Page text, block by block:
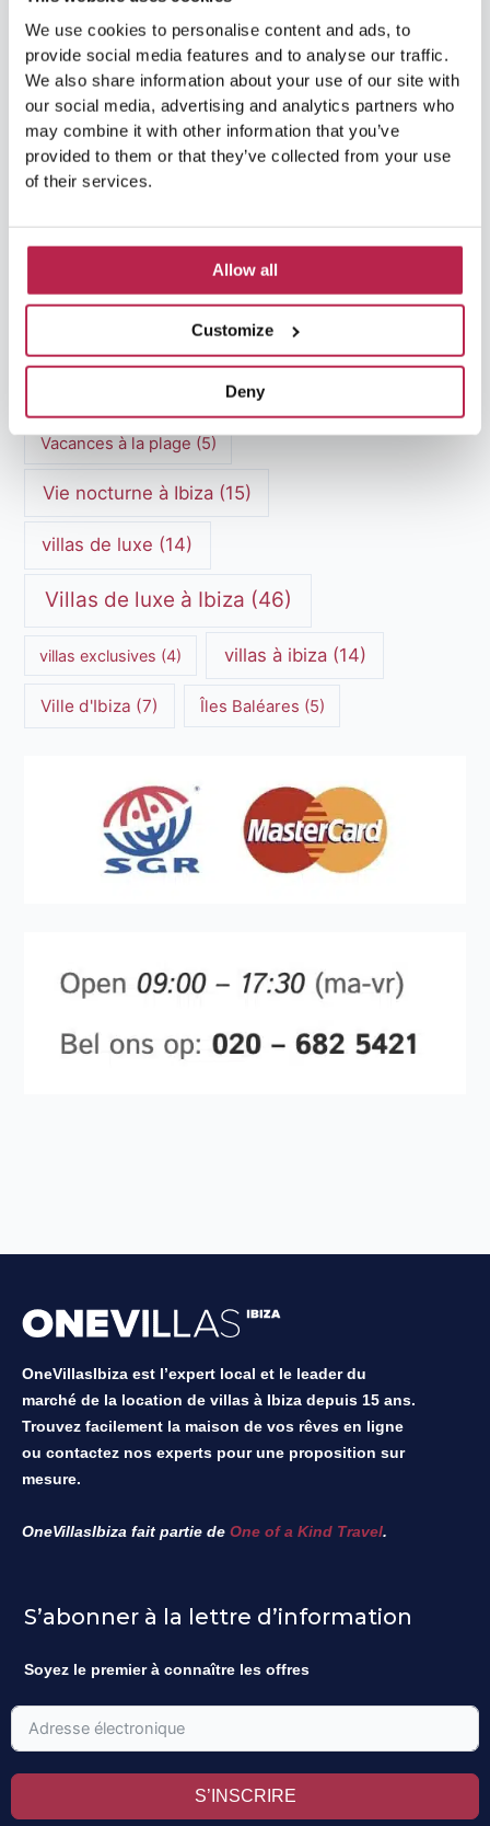
We use cookies to personalise content and ads, to
provide social media features and to analyse our traffic.
We also share information about your use of our site with
our social media, advertising and analytics partners who
may combine it with other information that you’ve
provided to them or that they’ve collected from your use
of their services.
Allow all
Customize
Deny
Location de voitures à Ibiza
Marchés d'Ibiza(3) Marchés hippies(4)
Méditerranée(5)
patrimoine culturel Ibiza(16)
Restaurants d'Ibiza(4) Tourisme durable(5)
Tourisme à Ibiza(3) vacances de luxe(5)
(17)
Vacances à la plage (5)
Vie nocturne à Ibiza(15)
villas de luxe (14)
Villas de luxe à Ibiza (46)
villas exclusives (4) villas à ibiza(14)
Ville d'Ibiza (7) Îles Baléares (5)
OneVillasIbiza est l’expert local et le leader du
marché de la location de villas à Ibiza depuis 15 ans.
Trouvez facilement la maison de vos rêves en ligne
ou contactez nos experts pour une proposition sur
mesure.
OneVillasIbiza fait partie de One of a Kind Travel.
S’abonner à la lettre d’information
Soyez le premier à connaître les offres
S’INSCRIRE